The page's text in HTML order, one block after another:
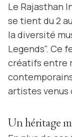
Le Rajasthan
se tient du 2
la diversité
Legends". Ce
créatifs entre
artistes venus
Un héritage